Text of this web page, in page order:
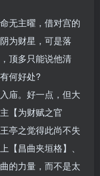
无主曜，借对宫的
为财星，可是落
顶多只能说他清
何好处?
庙。好一点，但大
【为财赋之官
亭之觉得此尚不失
【昌曲夹垣格】、
的力量，而不是太